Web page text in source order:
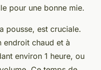
pour une bonne mie.
pousse, est cruciale.
endroit chaud et à
environ 1 heure, ou